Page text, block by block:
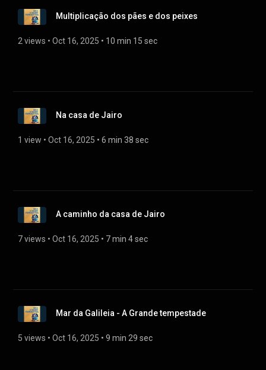
Multiplicação dos pães e dos peixes
2 views • Oct 16, 2025 • 10 min 15 sec
Na casa de Jairo
1 view • Oct 16, 2025 • 6 min 38 sec
A caminho da casa de Jairo
7 views • Oct 16, 2025 • 7 min 4 sec
Mar da Galileia - A Grande tempestade
5 views • Oct 16, 2025 • 9 min 29 sec